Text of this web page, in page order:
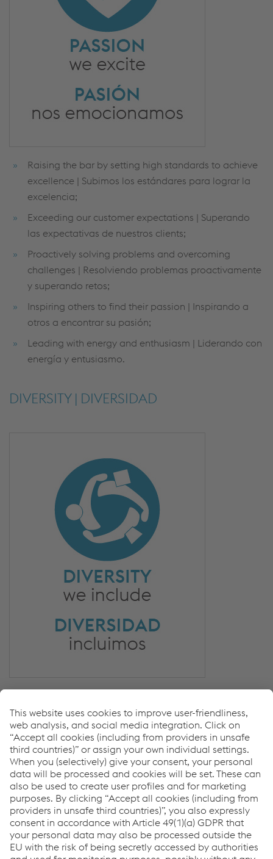
Raising the bar by setting high standards to achieve
excellence | Subimos los estándares para lograr la
excelencia;
Exceeding our customer expectations | Superando
las expectativas de nuestros clients;
Proactively solving problems and overcoming
challenges | Resolviendo problemas proactivamente
y superando retos;
Inspiring others to find their passion | Inspirando a
otros a encontrar su pasión;
Leading with energy and enthusiasm | Liderando con
energía y entusiasmo.
DIVERSITY | DIVERSIDAD
Thinking and acting as one-team—Teamwork |
Pensando y actuando como un solo equipo;
Asking how to help one another | Preguntando cómo
ayudarse uno a otro;
Seeking opportunities to collaborate | Buscando
oportunidades para colaborar;
Being open to input and help from others | Estando
abierto a las aportes y la ayuda de los demás;